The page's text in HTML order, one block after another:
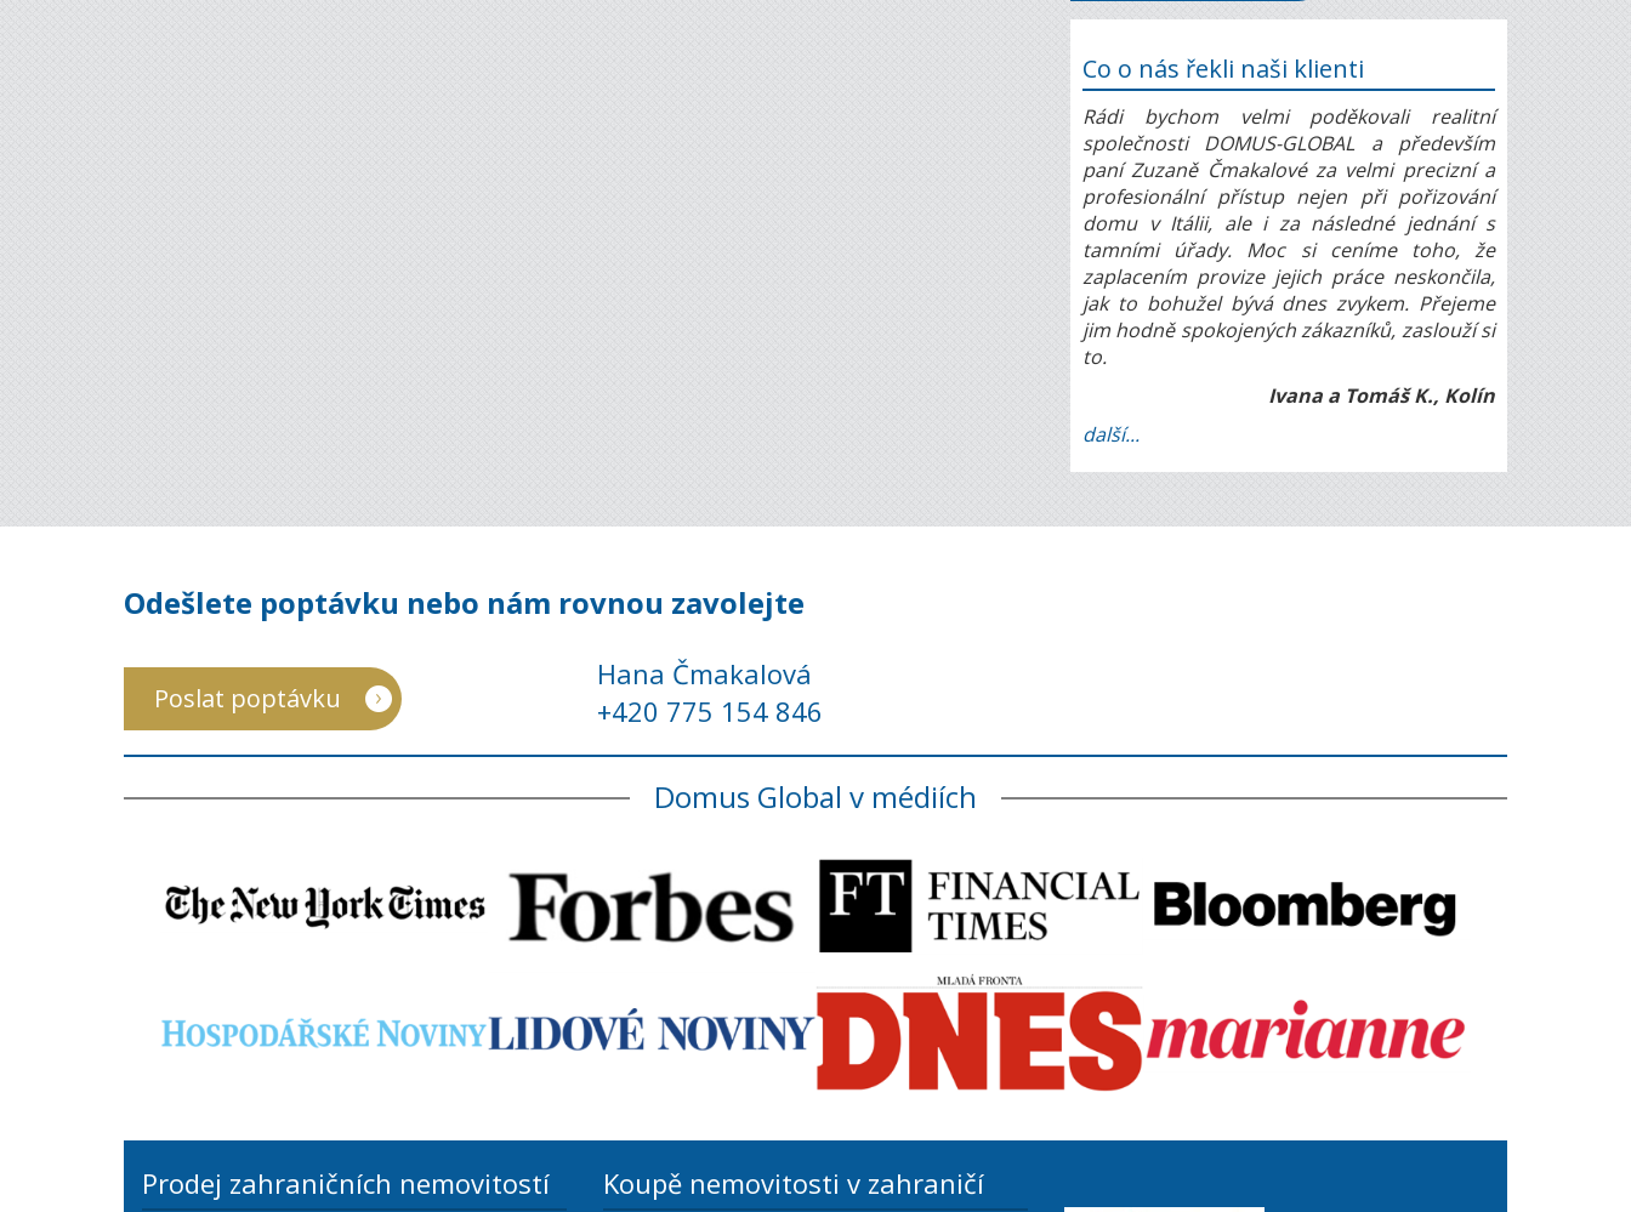
Co o nás řekli naši klienti
Rádi bychom velmi poděkovali realitní
společnosti DOMUS-GLOBAL a především
paní Zuzaně Čmakalové za velmi precizní a
profesionální přístup nejen při pořizování
domu v Itálii, ale i za následné jednání s
tamními úřady. Moc si ceníme toho, že
zaplacením provize jejich práce neskončila,
jak to bohužel bývá dnes zvykem. Přejeme
jim hodně spokojených zákazníků, zaslouží si
to.
Ivana a Tomáš K., Kolín
další...
Odešlete poptávku nebo nám rovnou zavolejte
Poslat poptávku
Hana Čmakalová
+420 775 154 846
Domus Global v médiích
Prodej zahraničních nemovitostí Koupě nemovitosti v zahraničí